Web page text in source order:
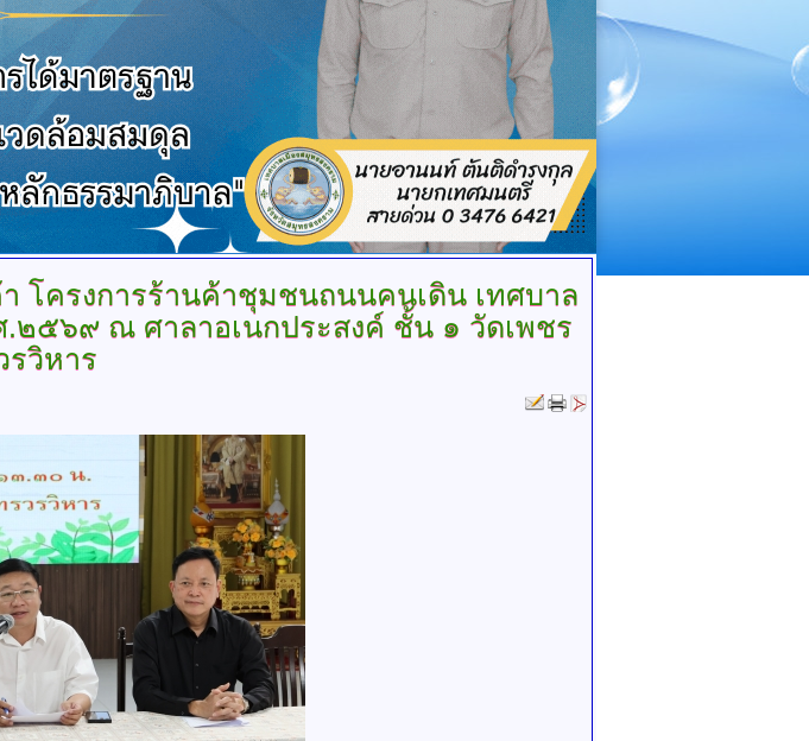
โครงการร้านค้าชุมชนถนนคนเดิน เทศบาล
๒๕๖๙ ณ ศาลาอเนกประสงค์ ชั้น ๑ วัดเพชร
รวิหาร